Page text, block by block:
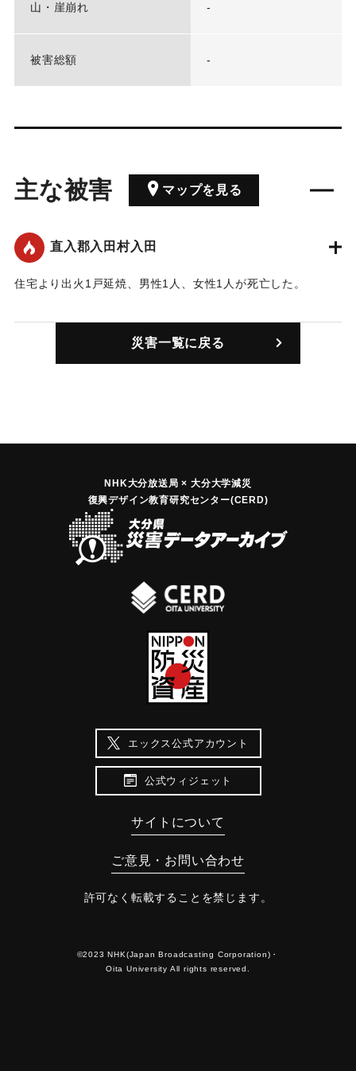
山・崖崩れ -
被害総額 -
主な被害 マップを見る
直入郡入田村入田
住宅より出火1戸延焼、男性1人、女性1人が死亡した。
｜固有コード:00231701
災害一覧に戻る
NHK大分放送局 × 大分大学減災
復興デザイン教育研究センター(CERD)
エックス公式アカウント
公式ウィジェット
サイトについて
ご意見・お問い合わせ
許可なく転載することを禁じます。
©2023 NHK(Japan Broadcasting Corporation)・
Oita University All rights reserved.